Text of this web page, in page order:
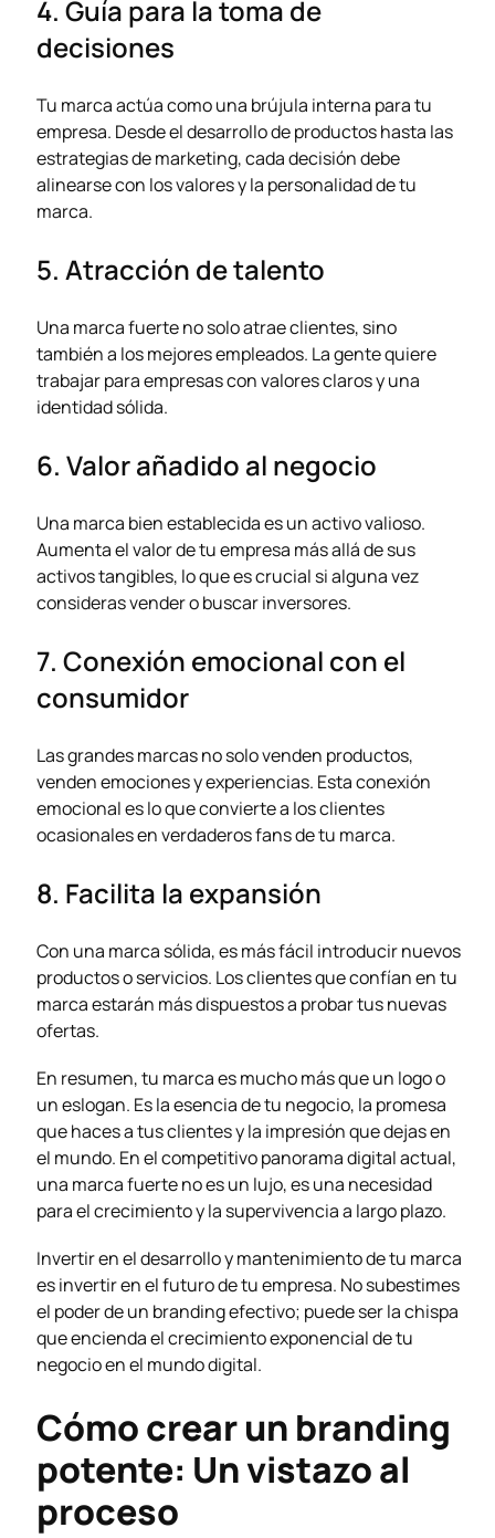
4. Guía para la toma de
decisiones
Tu marca actúa como una brújula interna para tu
empresa. Desde el desarrollo de productos hasta las
estrategias de marketing, cada decisión debe
alinearse con los valores y la personalidad de tu
marca.
5. Atracción de talento
Una marca fuerte no solo atrae clientes, sino
también a los mejores empleados. La gente quiere
trabajar para empresas con valores claros y una
identidad sólida.
6. Valor añadido al negocio
Una marca bien establecida es un activo valioso.
Aumenta el valor de tu empresa más allá de sus
activos tangibles, lo que es crucial si alguna vez
consideras vender o buscar inversores.
7. Conexión emocional con el
consumidor
Las grandes marcas no solo venden productos,
venden emociones y experiencias. Esta conexión
emocional es lo que convierte a los clientes
ocasionales en verdaderos fans de tu marca.
8. Facilita la expansión
Con una marca sólida, es más fácil introducir nuevos
productos o servicios. Los clientes que confían en tu
marca estarán más dispuestos a probar tus nuevas
ofertas.
En resumen, tu marca es mucho más que un logo o
un eslogan. Es la esencia de tu negocio, la promesa
que haces a tus clientes y la impresión que dejas en
el mundo. En el competitivo panorama digital actual,
una marca fuerte no es un lujo, es una necesidad
para el crecimiento y la supervivencia a largo plazo.
Invertir en el desarrollo y mantenimiento de tu marca
es invertir en el futuro de tu empresa. No subestimes
el poder de un branding efectivo; puede ser la chispa
que encienda el crecimiento exponencial de tu
negocio en el mundo digital.
Cómo crear un branding
potente: Un vistazo al
proceso